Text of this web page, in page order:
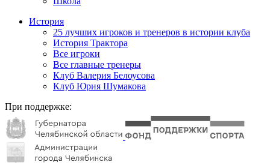
История
25 лучших игроков и тренеров в истории клуба
История Трактора
Все игроки
Все главные тренеры
Клуб Валерия Белоусова
Клуб Юрия Шумакова
При поддержке: